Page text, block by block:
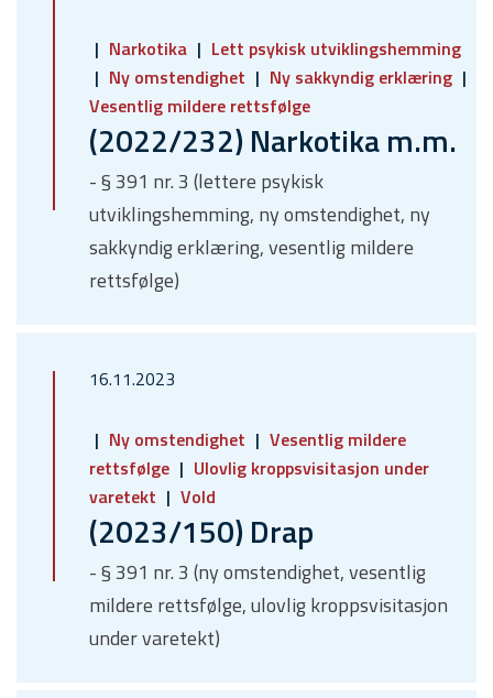
Narkotika
Lett psykisk utviklingshemming
Ny omstendighet
Ny sakkyndig erklæring
Vesentlig mildere rettsfølge
(2022/232) Narkotika m.m.
- § 391 nr. 3 (lettere psykisk
utviklingshemming, ny omstendighet, ny
sakkyndig erklæring, vesentlig mildere
rettsfølge)
16.11.2023
Ny omstendighet
Vesentlig mildere
rettsfølge
Ulovlig kroppsvisitasjon under
varetekt
Vold
(2023/150) Drap
- § 391 nr. 3 (ny omstendighet, vesentlig
mildere rettsfølge, ulovlig kroppsvisitasjon
under varetekt)